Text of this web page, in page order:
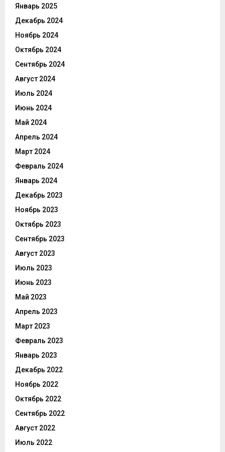
Январь 2025
Декабрь 2024
Ноябрь 2024
Октябрь 2024
Сентябрь 2024
Август 2024
Июль 2024
Июнь 2024
Май 2024
Апрель 2024
Март 2024
Февраль 2024
Январь 2024
Декабрь 2023
Ноябрь 2023
Октябрь 2023
Сентябрь 2023
Август 2023
Июль 2023
Июнь 2023
Май 2023
Апрель 2023
Март 2023
Февраль 2023
Январь 2023
Декабрь 2022
Ноябрь 2022
Октябрь 2022
Сентябрь 2022
Август 2022
Июль 2022